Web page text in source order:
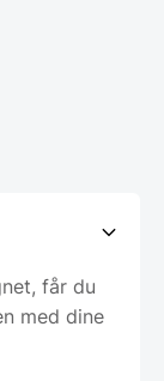
får du
med dine